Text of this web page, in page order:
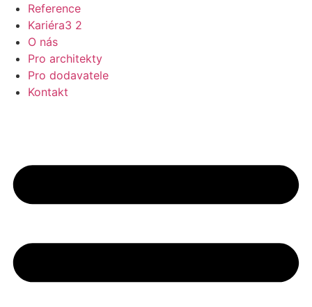
Reference
Kariéra3 2
O nás
Pro architekty
Pro dodavatele
Kontakt